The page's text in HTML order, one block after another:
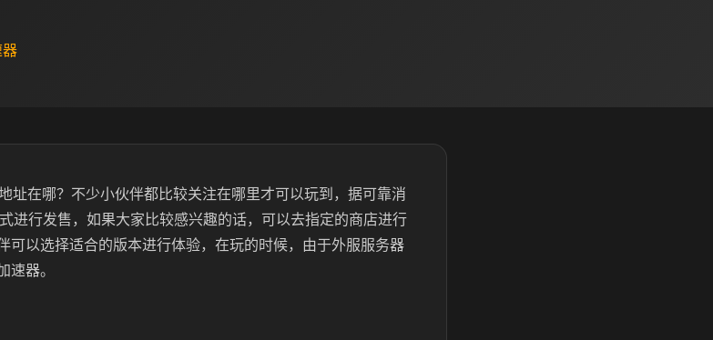
址在哪？不少小伙伴都比较关注在哪里才可以玩到，据可靠消
进行发售，如果大家比较感兴趣的话，可以去指定的商店进行
可以选择适合的版本进行体验，在玩的时候，由于外服服务器
器。